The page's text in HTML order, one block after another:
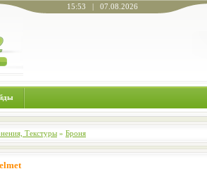
15:53 | 07.08.2026
Текстуры » Броня